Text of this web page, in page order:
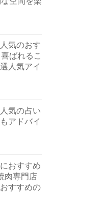
気のおす
ばれるこ
人気アイ
気の占い
アドバイ
おすすめ
肉専門店
すすめの